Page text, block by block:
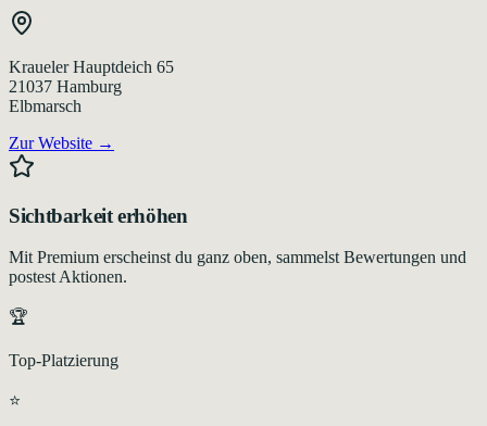
Kraueler Hauptdeich 65
21037 Hamburg
Elbmarsch
Zur Website →
Sichtbarkeit erhöhen
Mit Premium erscheinst du ganz oben, sammelst Bewertungen und
postest Aktionen.
🏆
Top-Platzierung
⭐